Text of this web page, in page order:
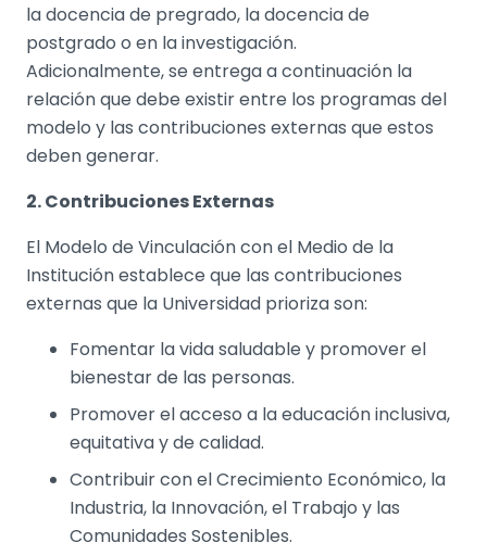
la docencia de pregrado, la docencia de
postgrado o en la investigación.
Adicionalmente, se entrega a continuación la
relación que debe existir entre los programas del
modelo y las contribuciones externas que estos
deben generar.
2. Contribuciones Externas
El Modelo de Vinculación con el Medio de la
Institución establece que las contribuciones
externas que la Universidad prioriza son:
Fomentar la vida saludable y promover el
bienestar de las personas.
Promover el acceso a la educación inclusiva,
equitativa y de calidad.
Contribuir con el Crecimiento Económico, la
Industria, la Innovación, el Trabajo y las
Comunidades Sostenibles.